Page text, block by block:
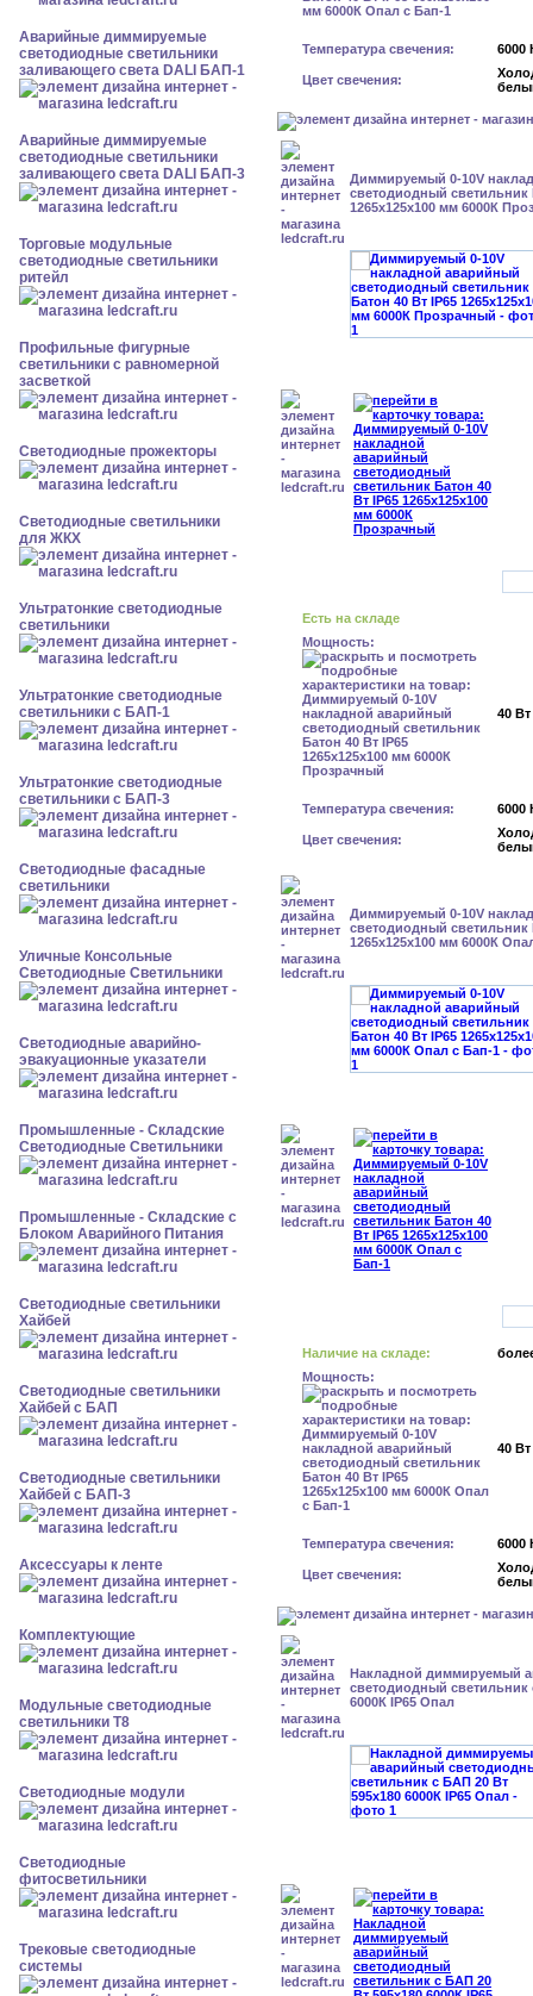
Аварийные диммируемые
светодиодные светильники
заливающего света DALI БАП-1
Аварийные диммируемые
светодиодные светильники
заливающего света DALI БАП-3
Торговые модульные
светодиодные светильники
ритейл
Профильные фигурные
светильники с равномерной
засветкой
Светодиодные прожекторы
Светодиодные светильники
для ЖКХ
Ультратонкие светодиодные
светильники
Ультратонкие светодиодные
светильники с БАП-1
Ультратонкие светодиодные
светильники с БАП-3
Светодиодные фасадные
светильники
Уличные Консольные
Светодиодные Светильники
Светодиодные аварийно-
эвакуационные указатели
Промышленные - Складские
Светодиодные Светильники
Промышленные - Складские с
Блоком Аварийного Питания
Светодиодные светильники
Хайбей
Светодиодные светильники
Хайбей с БАП
Светодиодные светильники
Хайбей с БАП-3
Аксессуары к ленте
Комплектующие
Модульные светодиодные
светильники Т8
Светодиодные модули
Светодиодные
фитосветильники
Трековые светодиодные
системы
Температура свечения: 6000
Цвет свечения:
Диммируемый 0-10V
светодиодный светильник
1265x125x100 мм 6000К
Есть на складе
Мощность:
40 Вт
Температура свечения: 6000
Цвет свечения:
Диммируемый 0-10V
светодиодный светильник
1265x125x100 мм 6000К
Наличие на складе:
Мощность:
40 Вт
Температура свечения: 6000
Цвет свечения:
Накладной диммируемый
светодиодный светильник
6000К IP65 Опал